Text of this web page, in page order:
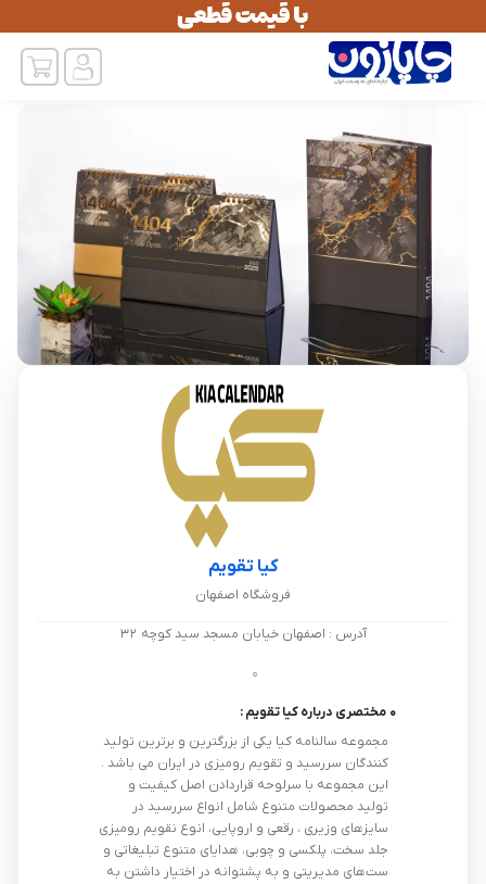
کیا تقویم
فروشگاه اصفهان
آدرس : اصفهان خیابان مسجد سید کوچه ۳۲
0 مختصری درباره کیا تقویم :
مجموعه سالنامه کیا یکی از بزرگترین و برترین تولید
کنندگان سررسید و تقویم رومیزی در ایران می باشد .
این مجموعه با سرلوحه قراردادن اصل کیفیت و
تولید محصولات متنوع شامل انواع سررسید در
سایزهای وزیری ، رقعی و اروپایی، انوع نقویم رومیزی
جلد سخت، پلکسی و چوبی، هدایای متنوع تبلیغاتی و
ست‌های مدیریتی و به پشتوانه در اختیار داشتن به